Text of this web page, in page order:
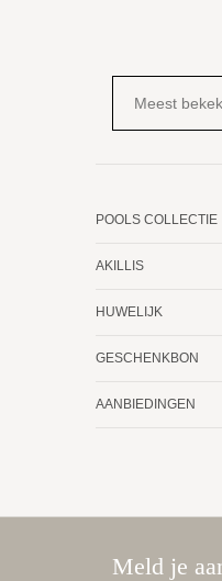
POOLS COLLECTIE
AKILLIS
HUWELIJK
GESCHENKBON
AANBIEDINGEN
Meld je